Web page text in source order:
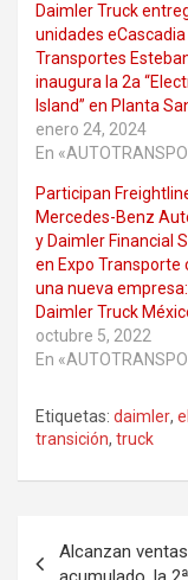
Daimler Truck
unidades eCascadia
Transportes
inaugura la 2a
Island” en Planta
enero 24, 2024
En
Participan
Mercedes-Benz
y Daimler Financial
en Expo Transporte
una nueva empresa:
Daimler Truck
octubre 5, 2022
En
Etiquetas: daimler,
transición, truck
de
Alcanzan